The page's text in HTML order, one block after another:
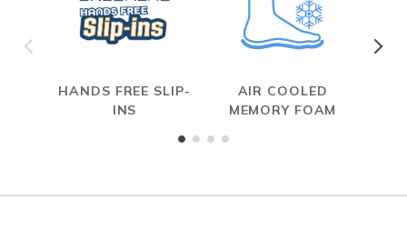
HANDS FREE SLIP-
INS
AIR COOLED
MEMORY FOAM